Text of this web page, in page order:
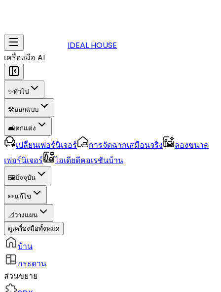
IDEAL HOUSE
เครื่องมือ AI
✨ทั่วไป
🛠️ออกแบบ
🛋️ตกแต่ง
เปลี่ยนเฟอร์นิเจอร์ การจัดฉากเสมือนจริง
ลองขนาด
เฟอร์นิเจอร์
ไอเดียดีคอเรชันบ้าน
🖼️ปัจจุบัน
✏️แก้ไข
📐วางแผน
ดูเครื่องมือทั้งหมด
บ้าน
กระดาน
ส่วนขยาย